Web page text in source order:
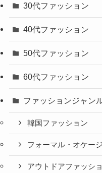
30代ファッション
40代ファッション
50代ファッション
60代ファッション
ファッションジャン
韓国ファッション
フォーマル・オケー
アウトドアファッシ